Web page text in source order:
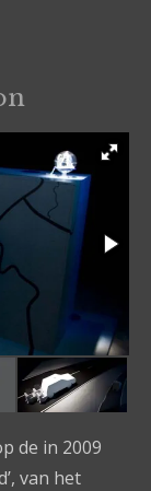
de in 2009
van het